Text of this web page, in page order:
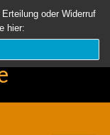
Länder
oder Widerruf
hier: